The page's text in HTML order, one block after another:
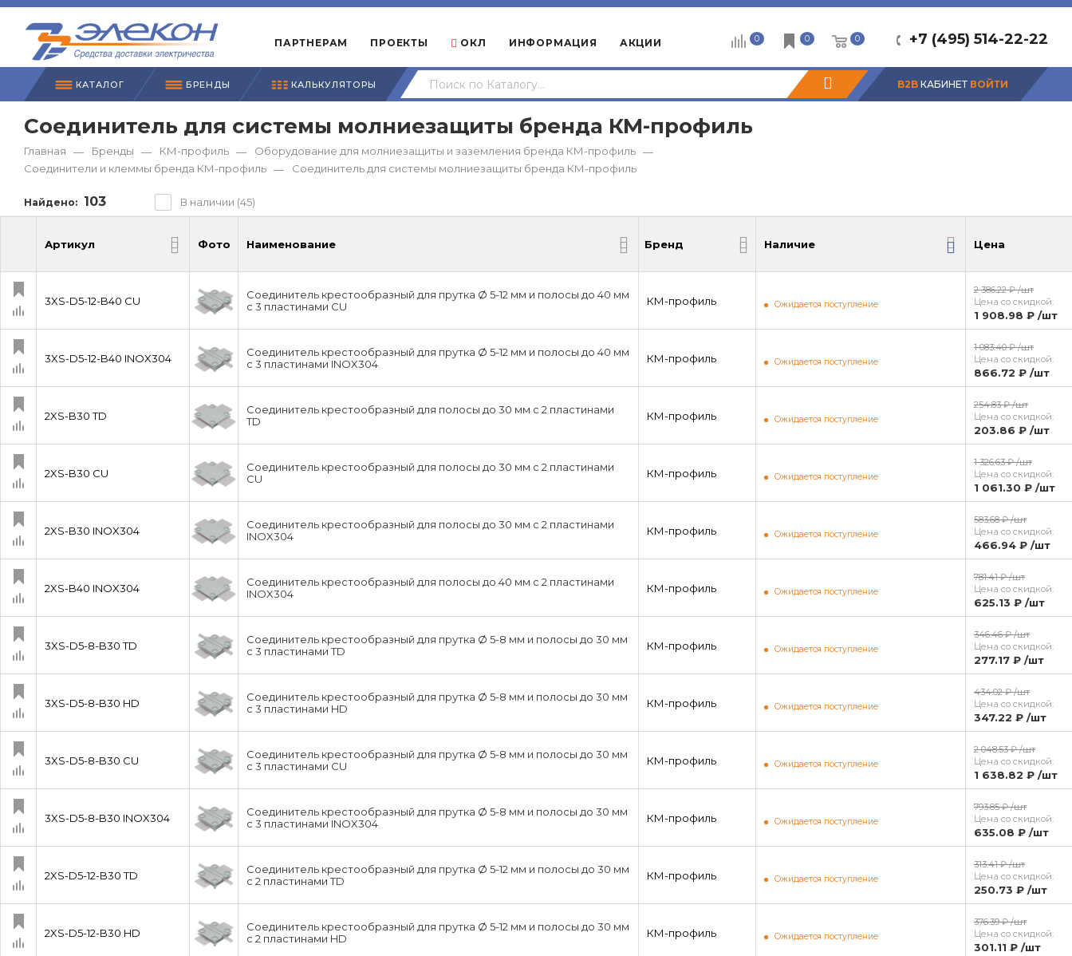
ПАРТНЕРАМ ПРОЕКТЫ ОКЛ ИНФОРМАЦИЯ АКЦИИ +7 (495) 514-22-22
0 0 0
B2B КАБИНЕТ ВОЙТИ
КАТАЛОГ БРЕНДЫ КАЛЬКУЛЯТОРЫ
Соединитель для системы молниезащиты бренда КМ-профиль
Главная — Бренды — КМ-профиль — Оборудование для молниезащиты и заземления бренда КМ-профиль —
Соединители и клеммы бренда КМ-профиль — Соединитель для системы молниезащиты бренда КМ-профиль
Найдено: 103 В наличии (45)
Артикул Фото Наименование Бренд Наличие Цена
Артикул Фото Наименование Бренд Наличие Цена
3XS-D5-12-B40 CU
Соединитель крестообразный для прутка Ø 5-12 мм и полосы до 40 мм
с 3 пластинами CU
КМ-профиль Ожидается поступление
2 386.22 ₽ /шт
Цена со скидкой:
1 908.98 ₽ /шт
3XS-D5-12-B40 INOX304
Соединитель крестообразный для прутка Ø 5-12 мм и полосы до 40 мм
с 3 пластинами INOX304
КМ-профиль Ожидается поступление
1 083.40 ₽ /шт
Цена со скидкой:
866.72 ₽ /шт
2XS-B30 TD
Соединитель крестообразный для полосы до 30 мм с 2 пластинами
TD
КМ-профиль Ожидается поступление
254.83 ₽ /шт
Цена со скидкой:
203.86 ₽ /шт
2XS-B30 CU
Соединитель крестообразный для полосы до 30 мм с 2 пластинами
CU
КМ-профиль Ожидается поступление
1 326.63 ₽ /шт
Цена со скидкой:
1 061.30 ₽ /шт
2XS-B30 INOX304
Соединитель крестообразный для полосы до 30 мм с 2 пластинами
INOX304
КМ-профиль Ожидается поступление
583.68 ₽ /шт
Цена со скидкой:
466.94 ₽ /шт
2XS-B40 INOX304
Соединитель крестообразный для полосы до 40 мм с 2 пластинами
INOX304
КМ-профиль Ожидается поступление
781.41 ₽ /шт
Цена со скидкой:
625.13 ₽ /шт
3XS-D5-8-B30 TD
Соединитель крестообразный для прутка Ø 5-8 мм и полосы до 30 мм
с 3 пластинами TD
КМ-профиль Ожидается поступление
346.46 ₽ /шт
Цена со скидкой:
277.17 ₽ /шт
3XS-D5-8-B30 HD
Соединитель крестообразный для прутка Ø 5-8 мм и полосы до 30 мм
с 3 пластинами HD
КМ-профиль Ожидается поступление
434.02 ₽ /шт
Цена со скидкой:
347.22 ₽ /шт
3XS-D5-8-B30 CU
Соединитель крестообразный для прутка Ø 5-8 мм и полосы до 30 мм
с 3 пластинами CU
КМ-профиль Ожидается поступление
2 048.53 ₽ /шт
Цена со скидкой:
1 638.82 ₽ /шт
3XS-D5-8-B30 INOX304
Соединитель крестообразный для прутка Ø 5-8 мм и полосы до 30 мм
с 3 пластинами INOX304
КМ-профиль Ожидается поступление
793.85 ₽ /шт
Цена со скидкой:
635.08 ₽ /шт
2XS-D5-12-B30 TD
Соединитель крестообразный для прутка Ø 5-12 мм и полосы до 30 мм
с 2 пластинами TD
КМ-профиль Ожидается поступление
313.41 ₽ /шт
Цена со скидкой:
250.73 ₽ /шт
2XS-D5-12-B30 HD
Соединитель крестообразный для прутка Ø 5-12 мм и полосы до 30 мм
с 2 пластинами HD
КМ-профиль Ожидается поступление
376.39 ₽ /шт
Цена со скидкой:
301.11 ₽ /шт